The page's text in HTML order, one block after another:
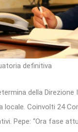
definitiva
della
locale. Coinvolti 24
Pepe: “Ora fase